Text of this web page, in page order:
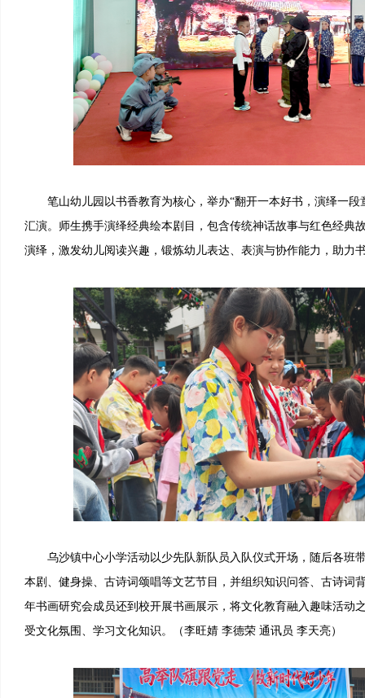
笔山幼儿园以书香教育为核心，举办“翻开一本好书，演绎一段
汇演。师生携手演绎经典绘本剧目，包含传统神话故事与红色经典
演绎，激发幼儿阅读兴趣，锻炼幼儿表达、表演与协作能力，助力
乌沙镇中心小学活动以少先队新队员入队仪式开场，随后各班
本剧、健身操、古诗词颂唱等文艺节目，并组织知识问答、古诗词
年书画研究会成员还到校开展书画展示，将文化教育融入趣味活动
受文化氛围、学习文化知识。（李旺婧 李德荣 通讯员 李天亮）